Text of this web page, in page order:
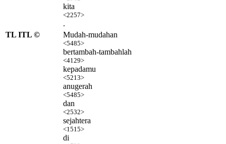
kita
<2257>
.
TL ITL ©
Mudah-mudahan
<5485>
bertambah-tambahlah
<4129>
kepadamu
<5213>
anugerah
<5485>
dan
<2532>
sejahtera
<1515>
di